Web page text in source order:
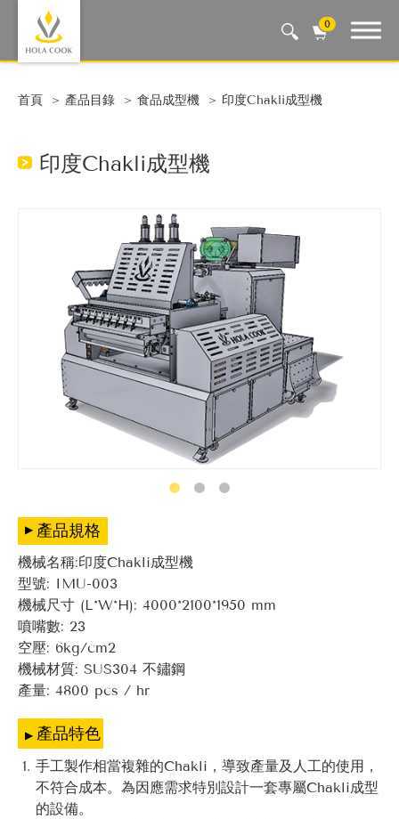
0
Auto Machine, Smart Life
首頁 產品目錄 食品成型機 印度Chakli成型機
印度Chakli成型機
產品規格
機械名稱:印度Chakli成型機
型號: IMU-003
機械尺寸 (L*W*H): 4000*2100*1950 mm
噴嘴數: 23
空壓: 6kg/cm2
機械材質: SUS304 不鏽鋼
產量: 4800 pcs / hr
產品特色
手工製作相當複雜的Chakli，導致產量及人工的使用，
不符合成本。為因應需求特別設計一套專屬Chakli成型
的設備。